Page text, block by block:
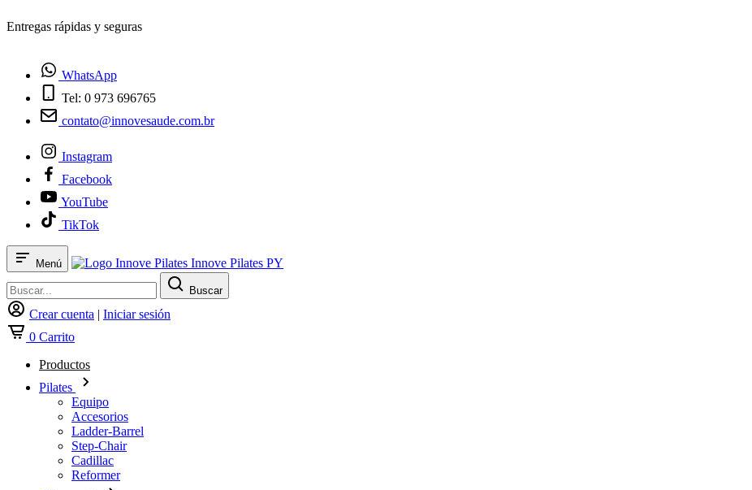
¿Tienes dudas? Habla con nosotros
WhatsApp
Tel: 0 973 696765
contato@innovesaude.com.br
Instagram
Facebook
YouTube
TikTok
Menú Innove Pilates PY
Buscar
Crear cuenta | Iniciar sesión
0 Carrito
Productos
Pilates
Equipo
Accesorios
Ladder-Barrel
Step-Chair
Cadillac
Reformer